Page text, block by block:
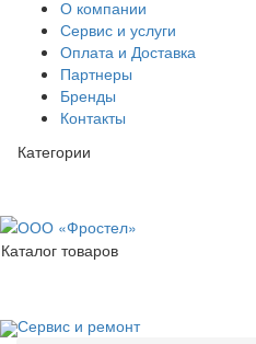
О компании
Сервис и услуги
Оплата и Доставка
Партнеры
Бренды
Контакты
Категории
Каталог товаров
Сервис и ремонт